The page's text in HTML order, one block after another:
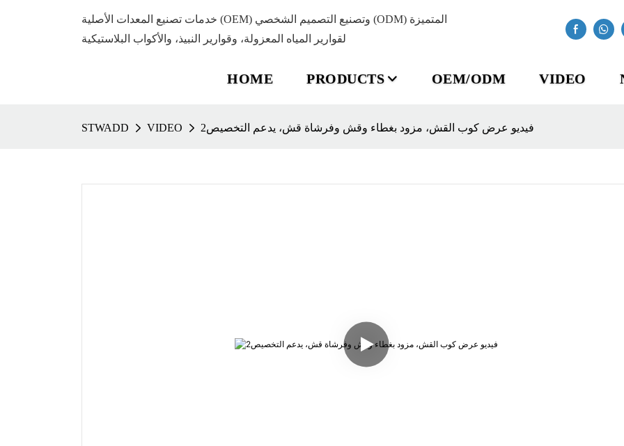
خدمات تصنيع المعدات الأصلية (OEM) وتصنيع التصميم الشخصي (ODM) المتميزة
لقوارير المياه المعزولة، وقوارير النبيذ، والأكواب البلاستيكية
HOME PRODUCTS OEM/ODM VIDEO
STWADD VIDEO فيديو عرض كوب القش، مزود بغطاء وقش وفرشاة قش، يدعم التخصيص2